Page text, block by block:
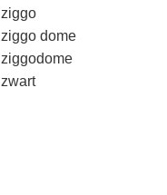
ziggo
ziggo dome
ziggodome
zwart